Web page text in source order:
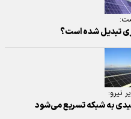
تبدیل شده است؟
نیرو:
به شبکه تسریع می‌شود